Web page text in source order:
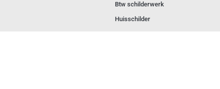
Btw schilderwerk
Huisschilder